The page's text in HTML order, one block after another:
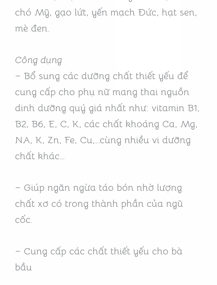
chó Mỹ, gạo lứt, yến mạch Đức, hạt sen,
mè đen.
Công dụng
– Bổ sung các dưỡng chất thiết yếu để
cung cấp cho phụ nữ mang thai nguồn
dinh dưỡng quý giá nhất như: vitamin B1,
B2, B6, E, C, K, các chất khoáng Ca, Mg,
NA, K, Zn, Fe, Cu,…cùng nhiều vi dưỡng
chất khác…
– Giúp ngăn ngừa táo bón nhờ lượng
chất xơ có trong thành phần của ngũ
cốc.
– Cung cấp các chất thiết yếu cho bà
bầu